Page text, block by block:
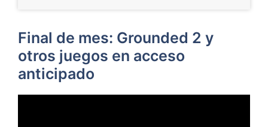
Final de mes: Grounded 2 y
otros juegos en acceso
anticipado